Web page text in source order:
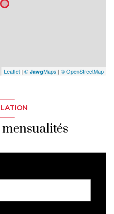
Leaflet | © JawgMaps | © OpenStreetMap